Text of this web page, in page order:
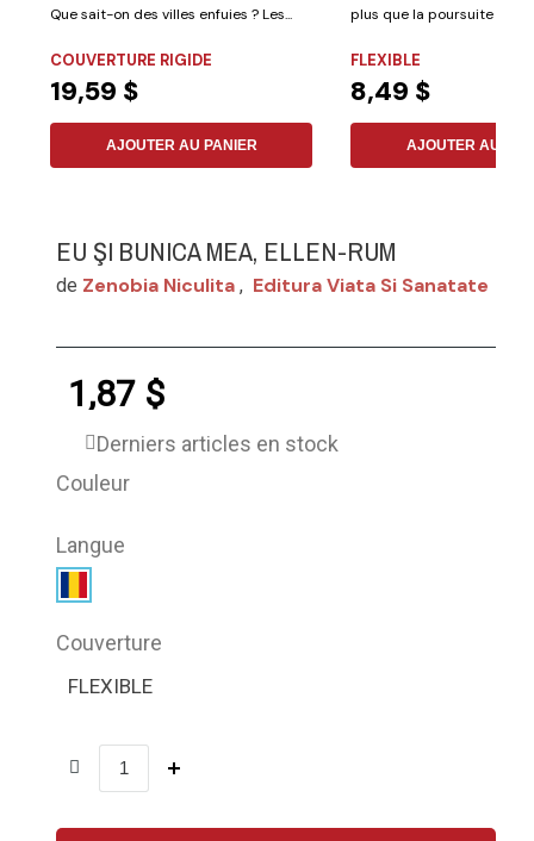
Que sait-on des villes enfuies ? Les...
COUVERTURE RIGIDE
19,59 $
AJOUTER AU PANIER
plus que la poursuite de
FLEXIBLE
8,49 $
AJOUTER AU
EU ŞI BUNICA MEA, ELLEN-RUM
de Zenobia Niculita , Editura Viata Si Sanatate
1,87 $
Derniers articles en stock
Couleur
Langue
Couverture
FLEXIBLE